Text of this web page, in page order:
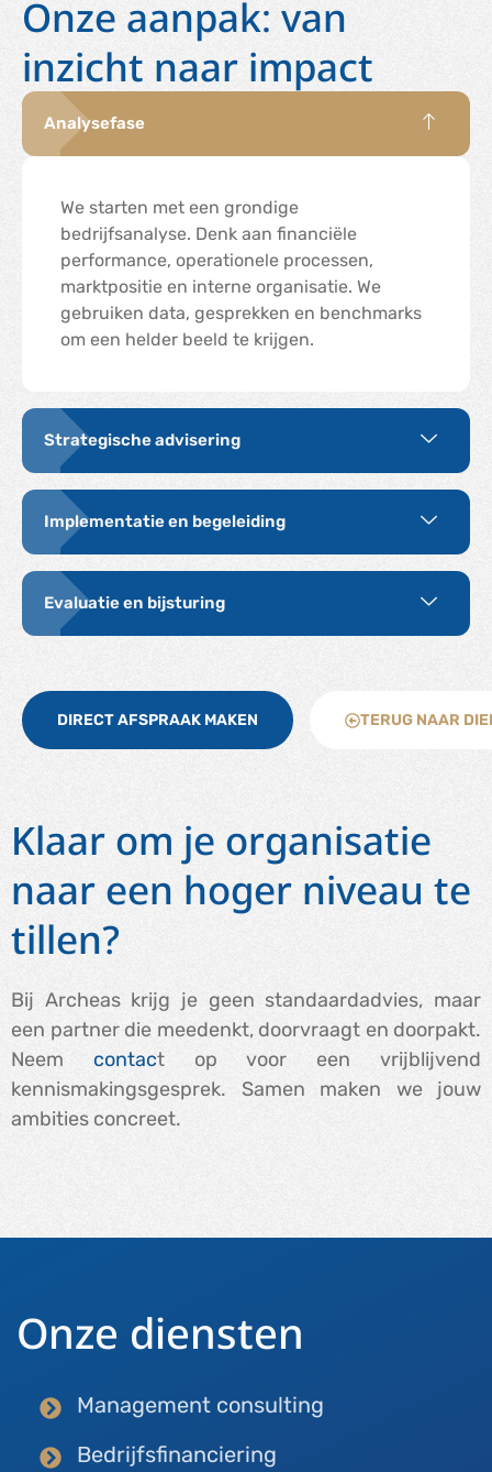
Onze aanpak: van
inzicht naar impact
Analysefase
We starten met een grondige
bedrijfsanalyse. Denk aan financiële
performance, operationele processen,
marktpositie en interne organisatie. We
gebruiken data, gesprekken en benchmarks
om een helder beeld te krijgen.
Strategische advisering
Implementatie en begeleiding
Evaluatie en bijsturing
DIRECT AFSPRAAK MAKEN TERUG NAAR
Klaar om je organisatie
naar een hoger niveau te
tillen?
Bij Archeas krijg je geen standaardadvies, maar
een partner die meedenkt, doorvraagt en doorpakt.
Neem contact op voor een vrijblijvend
kennismakingsgesprek. Samen maken we jouw
ambities concreet.
Onze diensten
Management consulting
Bedrijfsfinanciering